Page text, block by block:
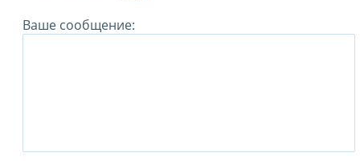
Ваше сообщение: